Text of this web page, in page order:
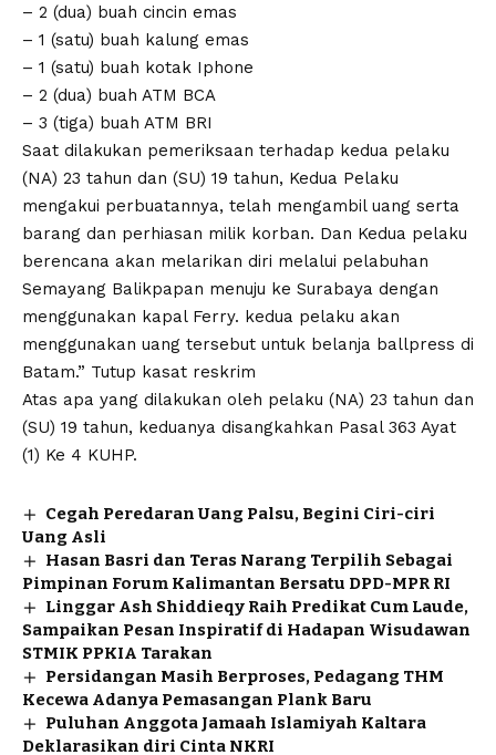
– 2 (dua) buah cincin emas
– 1 (satu) buah kalung emas
– 1 (satu) buah kotak Iphone
– 2 (dua) buah ATM BCA
– 3 (tiga) buah ATM BRI
Saat dilakukan pemeriksaan terhadap kedua pelaku
(NA) 23 tahun dan (SU) 19 tahun, Kedua Pelaku
mengakui perbuatannya, telah mengambil uang serta
barang dan perhiasan milik korban. Dan Kedua pelaku
berencana akan melarikan diri melalui pelabuhan
Semayang Balikpapan menuju ke Surabaya dengan
menggunakan kapal Ferry. kedua pelaku akan
menggunakan uang tersebut untuk belanja ballpress di
Batam.” Tutup kasat reskrim
Atas apa yang dilakukan oleh pelaku (NA) 23 tahun dan
(SU) 19 tahun, keduanya disangkahkan Pasal 363 Ayat
(1) Ke 4 KUHP.
Cegah Peredaran Uang Palsu, Begini Ciri-ciri
Uang Asli
Hasan Basri dan Teras Narang Terpilih Sebagai
Pimpinan Forum Kalimantan Bersatu DPD-MPR RI
Linggar Ash Shiddieqy Raih Predikat Cum Laude,
Sampaikan Pesan Inspiratif di Hadapan Wisudawan
STMIK PPKIA Tarakan
Persidangan Masih Berproses, Pedagang THM
Kecewa Adanya Pemasangan Plank Baru
Puluhan Anggota Jamaah Islamiyah Kaltara
Deklarasikan diri Cinta NKRI